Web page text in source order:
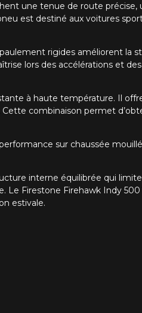
une tenue de route précise,
est destiné aux voitures
rigides améliorent la
lors des accélérations et
à haute température. Il
combinaison permet
sur chaussée
interne équilibrée qui
Firestone Firehawk Indy 500
estivale.